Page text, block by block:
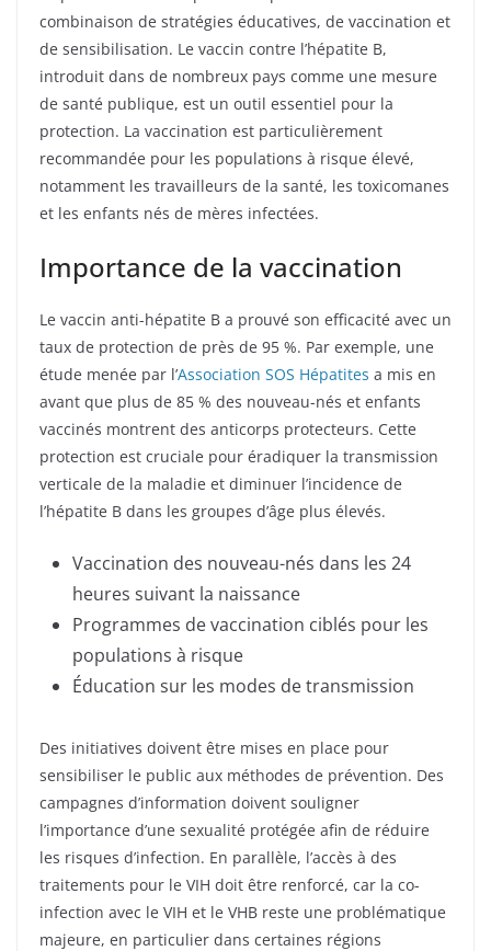
combinaison de stratégies éducatives, de vaccination et
de sensibilisation. Le vaccin contre l’hépatite B,
introduit dans de nombreux pays comme une mesure
de santé publique, est un outil essentiel pour la
protection. La vaccination est particulièrement
recommandée pour les populations à risque élevé,
notamment les travailleurs de la santé, les toxicomanes
et les enfants nés de mères infectées.
Importance de la vaccination
Le vaccin anti-hépatite B a prouvé son efficacité avec un
taux de protection de près de 95 %. Par exemple, une
étude menée par l’Association SOS Hépatites a mis en
avant que plus de 85 % des nouveau-nés et enfants
vaccinés montrent des anticorps protecteurs. Cette
protection est cruciale pour éradiquer la transmission
verticale de la maladie et diminuer l’incidence de
l’hépatite B dans les groupes d’âge plus élevés.
Vaccination des nouveau-nés dans les 24
heures suivant la naissance
Programmes de vaccination ciblés pour les
populations à risque
Éducation sur les modes de transmission
Des initiatives doivent être mises en place pour
sensibiliser le public aux méthodes de prévention. Des
campagnes d’information doivent souligner
l’importance d’une sexualité protégée afin de réduire
les risques d’infection. En parallèle, l’accès à des
traitements pour le VIH doit être renforcé, car la co-
infection avec le VIH et le VHB reste une problématique
majeure, en particulier dans certaines régions